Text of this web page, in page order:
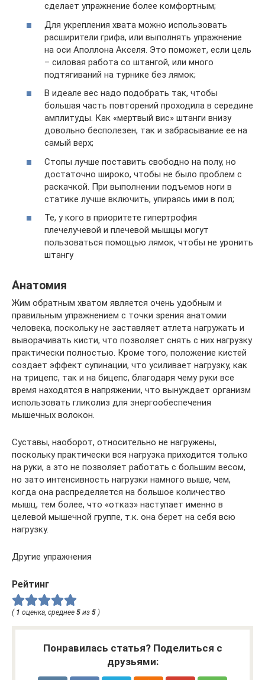
сделает упражнение более комфортным;
Для укрепления хвата можно использовать
расширители грифа, или выполнять упражнение
на оси Аполлона Акселя. Это поможет, если цель
– силовая работа со штангой, или много
подтягиваний на турнике без лямок;
В идеале вес надо подобрать так, чтобы
большая часть повторений проходила в середине
амплитуды. Как «мертвый вис» штанги внизу
довольно бесполезен, так и забрасывание ее на
самый верх;
Стопы лучше поставить свободно на полу, но
достаточно широко, чтобы не было проблем с
раскачкой. При выполнении подъемов ноги в
статике лучше включить, упираясь ими в пол;
Те, у кого в приоритете гипертрофия
плечелучевой и плечевой мышцы могут
пользоваться помощью лямок, чтобы не уронить
штангу
Анатомия
Жим обратным хватом является очень удобным и
правильным упражнением с точки зрения анатомии
человека, поскольку не заставляет атлета нагружать и
выворачивать кисти, что позволяет снять с них нагрузку
практически полностью. Кроме того, положение кистей
создает эффект супинации, что усиливает нагрузку, как
на трицепс, так и на бицепс, благодаря чему руки все
время находятся в напряжении, что вынуждает организм
использовать гликолиз для энергообеспечения
мышечных волокон.
Суставы, наоборот, относительно не нагружены,
поскольку практически вся нагрузка приходится только
на руки, а это не позволяет работать с большим весом,
но зато интенсивность нагрузки намного выше, чем,
когда она распределяется на большое количество
мышц, тем более, что «отказ» наступает именно в
целевой мышечной группе, т.к. она берет на себя всю
нагрузку.
Другие упражнения
Рейтинг
( 1 оценка, среднее 5 из 5 )
Понравилась статья? Поделиться с
друзьями: